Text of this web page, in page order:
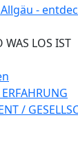
WAS LOS IST
/